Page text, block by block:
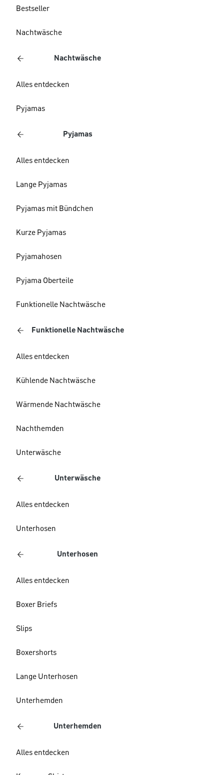
Bestseller
Nachtwäsche
Nachtwäsche
Alles entdecken
Pyjamas
Pyjamas
Alles entdecken
Lange Pyjamas
Pyjamas mit Bündchen
Kurze Pyjamas
Pyjamahosen
Pyjama Oberteile
Funktionelle Nachtwäsche
Funktionelle Nachtwäsche
Alles entdecken
Kühlende Nachtwäsche
Wärmende Nachtwäsche
Nachthemden
Unterwäsche
Unterwäsche
Alles entdecken
Unterhosen
Unterhosen
Alles entdecken
Boxer Briefs
Slips
Boxershorts
Lange Unterhosen
Unterhemden
Unterhemden
Alles entdecken